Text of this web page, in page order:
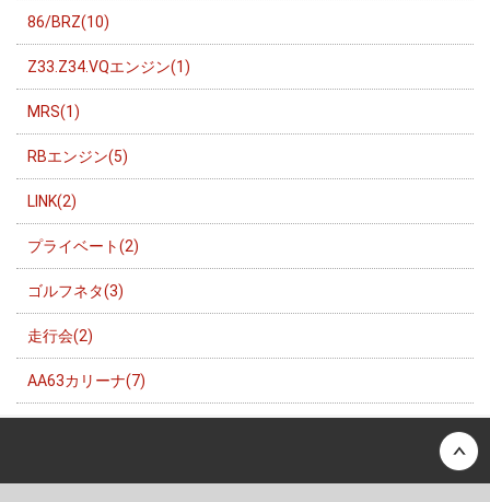
86/BRZ(10)
Z33.Z34.VQエンジン(1)
MRS(1)
RBエンジン(5)
LINK(2)
プライベート(2)
ゴルフネタ(3)
走行会(2)
AA63カリーナ(7)